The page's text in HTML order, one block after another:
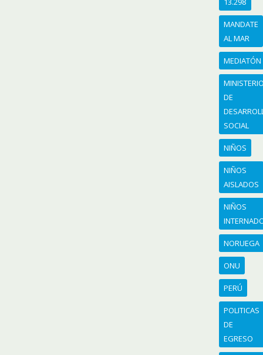
MANDATE
AL MAR
MEDIATÓN
DE
SOCIAL
NIÑOS
NIÑOS
AISLADOS
NIÑOS
NORUEGA
ONU
PERÚ
POLITICAS
DE
EGRESO